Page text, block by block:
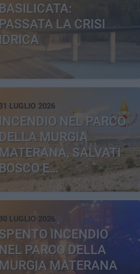
BASILICATA:
PASSATA LA CRISI
IDRICA
LUGLIO 2026
INCENDIO NEL PARCO
DELLA MURGIA
MATERANA, SALVATI
BOSCO E
CEMENTERIA
30 LUGLIO 2026
SPENTO INCENDIO
NEL PARCO DELLA
MURGIA MATERANA